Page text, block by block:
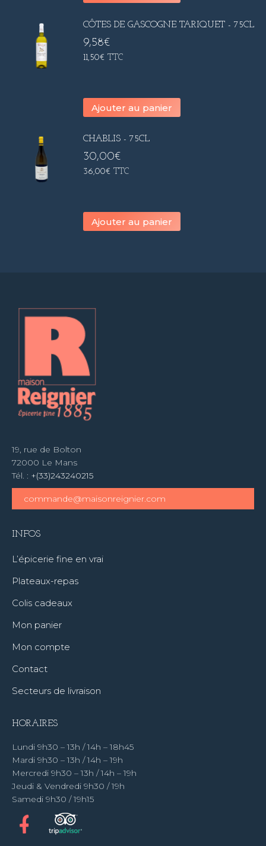
CÔTES DE GASCOGNE TARIQUET - 75CL
9,58€
11,50€ TTC
Ajouter au panier
CHABLIS - 75CL
30,00€
36,00€ TTC
Ajouter au panier
19, rue de Bolton
72000 Le Mans
Tél. : +(33)243240215
commande@maisonreignier.com
INFOS
L’épicerie fine en vrai
Plateaux-repas
Colis cadeaux
Mon panier
Mon compte
Contact
Secteurs de livraison
HORAIRES
Lundi 9h30 – 13h / 14h – 18h45
Mardi 9h30 – 13h / 14h – 19h
Mercredi 9h30 – 13h / 14h – 19h
Jeudi & Vendredi 9h30 / 19h
Samedi 9h30 / 19h15